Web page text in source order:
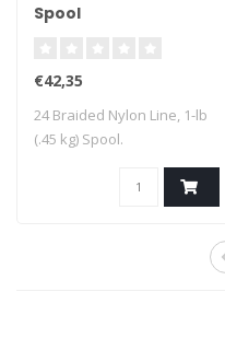
Spool
€42,35
24 Braided Nylon Line, 1-lb
(.45 kg) Spool.